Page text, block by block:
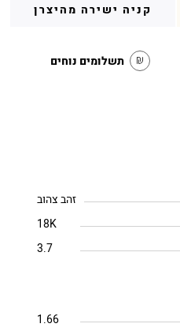
קניה ישירה מהיצרן
תשלומים נוחים
זהב צהוב
18K
3.7
1.66